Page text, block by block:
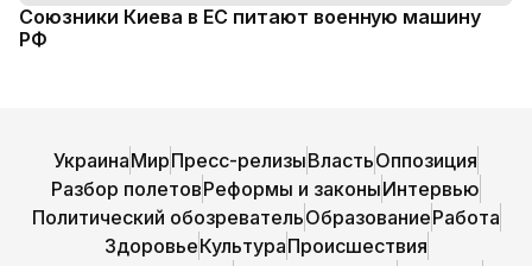
Союзники Киева в ЕС питают военную машину
РФ
УкраинаМирПресс-релизыВластьОппозиция
Разбор полетовРеформы и законыИнтервью
Политический обозревательОбразованиеРабота
ЗдоровьеКультураПроисшествия